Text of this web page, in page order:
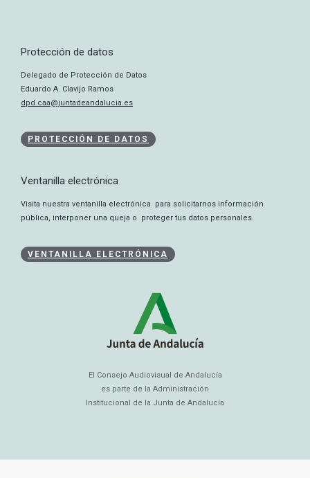
Protección de datos
Delegado de Protección de Datos
Eduardo A. Clavijo Ramos
dpd.caa@juntadeandalucia.es
PROTECCIÓN DE DATOS
Ventanilla electrónica
Visita nuestra ventanilla electrónica para solicitarnos información
pública, interponer una queja o proteger tus datos personales.
VENTANILLA ELECTRÓNICA
El Consejo Audiovisual de Andalucía
es parte de la Administración
Institucional de la Junta de Andalucía